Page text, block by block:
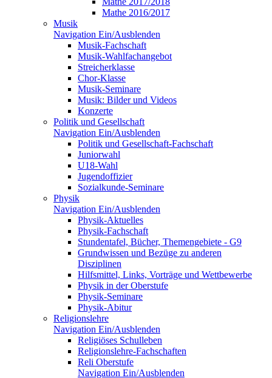
Mathe 2016/2017
Musik
Navigation Ein/Ausblenden
Musik-Fachschaft
Musik-Wahlfachangebot
Streicherklasse
Chor-Klasse
Musik-Seminare
Musik: Bilder und Videos
Konzerte
Politik und Gesellschaft
Navigation Ein/Ausblenden
Politik und Gesellschaft-Fachschaft
Juniorwahl
U18-Wahl
Jugendoffizier
Sozialkunde-Seminare
Physik
Navigation Ein/Ausblenden
Physik-Aktuelles
Physik-Fachschaft
Stundentafel, Bücher, Themengebiete - G9
Grundwissen und Bezüge zu anderen
Disziplinen
Hilfsmittel, Links, Vorträge und Wettbewerbe
Physik in der Oberstufe
Physik-Seminare
Physik-Abitur
Religionslehre
Navigation Ein/Ausblenden
Religiöses Schulleben
Religionslehre-Fachschaften
Reli Oberstufe
Navigation Ein/Ausblenden